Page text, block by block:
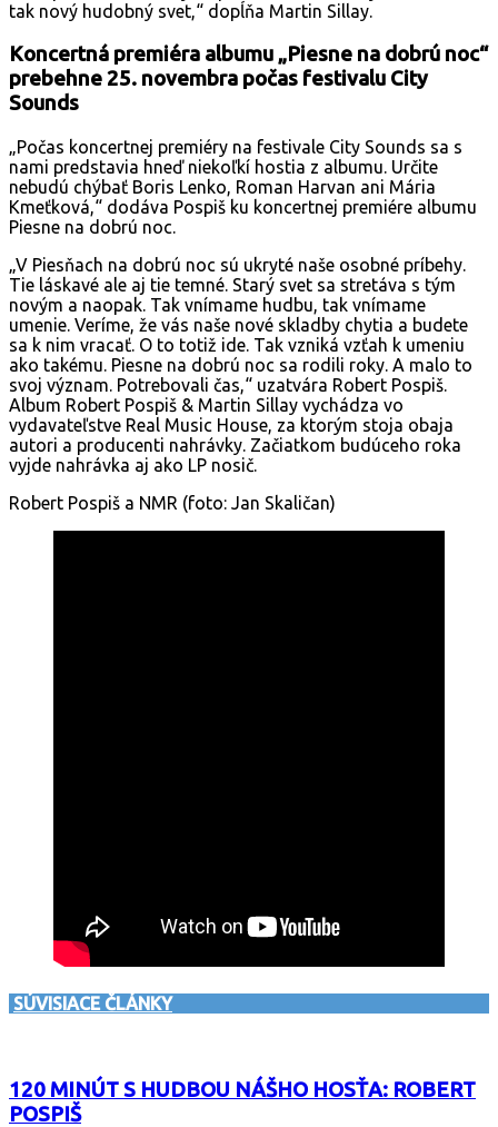
tak nový hudobný svet,“ dopĺňa Martin Sillay.
Koncertná premiéra albumu „Piesne na dobrú noc“
prebehne 25. novembra počas festivalu City
Sounds
„Počas koncertnej premiéry na festivale City Sounds sa s
nami predstavia hneď niekoľkí hostia z albumu. Určite
nebudú chýbať Boris Lenko, Roman Harvan ani Mária
Kmeťková,“ dodáva Pospiš ku koncertnej premiére albumu
Piesne na dobrú noc.
„V Piesňach na dobrú noc sú ukryté naše osobné príbehy.
Tie láskavé ale aj tie temné. Starý svet sa stretáva s tým
novým a naopak. Tak vnímame hudbu, tak vnímame
umenie. Veríme, že vás naše nové skladby chytia a budete
sa k nim vracať. O to totiž ide. Tak vzniká vzťah k umeniu
ako takému. Piesne na dobrú noc sa rodili roky. A malo to
svoj význam. Potrebovali čas,“ uzatvára Robert Pospiš.
Album Robert Pospiš & Martin Sillay vychádza vo
vydavateľstve Real Music House, za ktorým stoja obaja
autori a producenti nahrávky. Začiatkom budúceho roka
vyjde nahrávka aj ako LP nosič.
Robert Pospiš a NMR (foto: Jan Skaličan)
SÚVISIACE ČLÁNKY
120 MINÚT S HUDBOU NÁŠHO HOSŤA: ROBERT
POSPIŠ